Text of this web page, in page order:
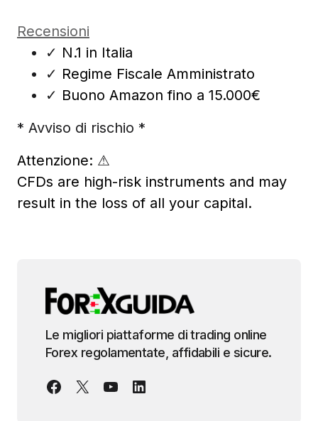
Recensioni
✓ N.1 in Italia
✓ Regime Fiscale Amministrato
✓ Buono Amazon fino a 15.000€
* Avviso di rischio *
Attenzione: ⚠
CFDs are high-risk instruments and may
result in the loss of all your capital.
Le migliori piattaforme di trading online
Forex regolamentate, affidabili e sicure.